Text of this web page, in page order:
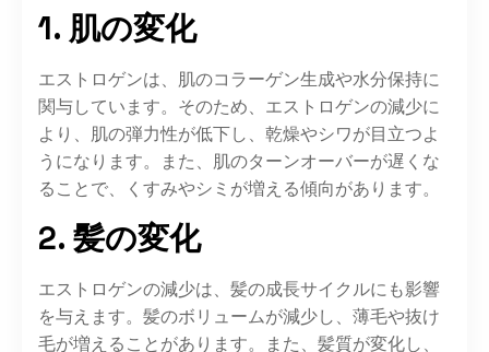
1. 肌の変化
エストロゲンは、肌のコラーゲン生成や水分保持に
関与しています。​そのため、エストロゲンの減少に
より、肌の弾力性が低下し、乾燥やシワが目立つよ
うになります。​また、肌のターンオーバーが遅くな
ることで、くすみやシミが増える傾向があります。​
2. 髪の変化
エストロゲンの減少は、髪の成長サイクルにも影響
を与えます。​髪のボリュームが減少し、薄毛や抜け
毛が増えることがあります。​また、髪質が変化し、